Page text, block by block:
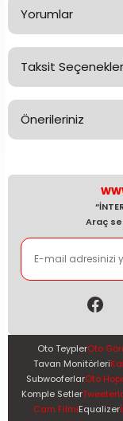
Yorumlar
Bu
Taksit
Önerileriniz
kullanarak
Görüş ve önerileriniz
Ürün resmi
Ürün
Ürün bilgilerinde
Ürün fiyatı diğer
Araç
Oto TeyplerOto
Tavan Monitörleri
SubwooferlarOto
Komple Setler
Cam FilmiEqualizer